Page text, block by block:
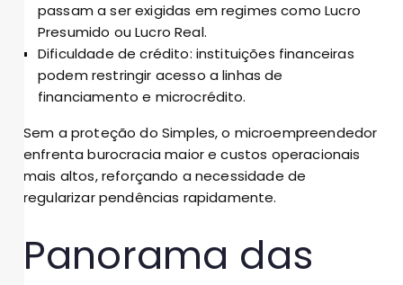
passam a ser exigidas em regimes como Lucro
Presumido ou Lucro Real.
Dificuldade de crédito: instituições financeiras
podem restringir acesso a linhas de
financiamento e microcrédito.
Sem a proteção do Simples, o microempreendedor
enfrenta burocracia maior e custos operacionais
mais altos, reforçando a necessidade de
regularizar pendências rapidamente.
Panorama das